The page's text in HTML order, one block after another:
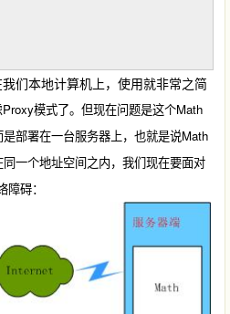
们本地计算机上，使用就非常之简
Proxy模式了。但现在问题是这个Math
部署在一台服务器上，也就是说Math
一个地址空间之内，我们现在要面对
障碍：